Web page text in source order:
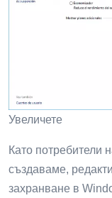
Увеличете
Като потребители
създаваме,
захранване в